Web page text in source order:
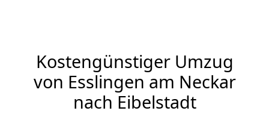
Kostengünstiger Umzug
von Esslingen am Neckar
nach Eibelstadt